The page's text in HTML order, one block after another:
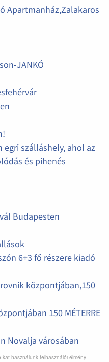
használunk felhasználói élmény
Apartmanház,Zalakaros
JANKÓ
egri szálláshely, ahol az
és pihenés
Budapesten
6+3 fő részere kiadó
központjában,150
150 MÉTERRE
Novalja városában
KÖZPONTJÁBAN